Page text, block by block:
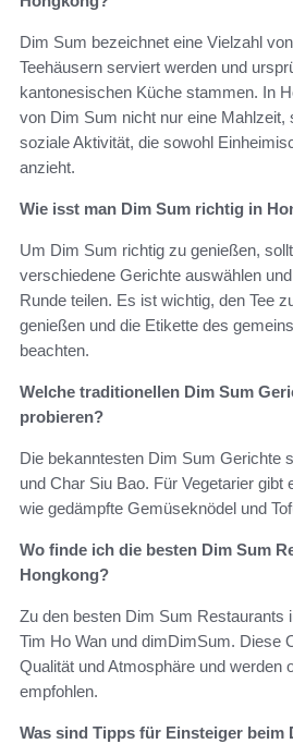
Dim Sum bezeichnet eine Vielzahl
Teehäusern serviert werden und
kantonesischen Küche stammen. In
von Dim Sum nicht nur eine Mahlzeit,
soziale Aktivität, die sowohl
anzieht.
Wie isst man Dim Sum richtig in
Um Dim Sum richtig zu genießen,
verschiedene Gerichte auswählen
Runde teilen. Es ist wichtig, den Tee
genießen und die Etikette des
beachten.
Welche traditionellen Dim Sum
probieren?
Die bekanntesten Dim Sum Gerichte
und Char Siu Bao. Für Vegetarier gibt
wie gedämpfte Gemüseknödel und
Wo finde ich die besten Dim Sum
Hongkong?
Zu den besten Dim Sum Restaurants
Tim Ho Wan und dimDimSum. Diese
Qualität und Atmosphäre und werden
empfohlen.
Was sind Tipps für Einsteiger beim